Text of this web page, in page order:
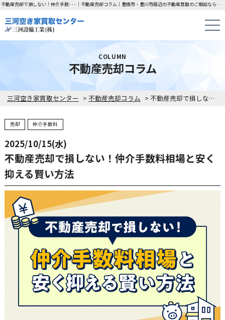
不動産売却で損しない！仲介手数･･･｜不動産売却コラム｜豊橋市・豊川市周辺の不動産買取のご相談なら「三河空き家買取センター」にお任せください！
三河空き家買取センター > 不動産売却コラム > 不動産売却で損しない！仲介手数料相場と安く抑える賢い方法
COLUMN
不動産売却コラム
売却 仲介手数料
2025/10/15(水)
不動産売却で損しない！仲介手数料相場と安く
抑える賢い方法